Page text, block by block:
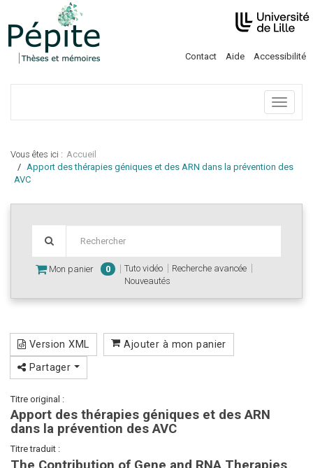
Contact Aide Accessibilité
Menu
Vous êtes ici : Accueil
Apport des thérapies géniques et des ARN dans la prévention des
AVC
Mon panier 0 Tuto vidéo
Recherche avancée
Nouveautés
Version XML Ajouter à mon panier
Partager
Titre original :
Apport des thérapies géniques et des ARN
dans la prévention des AVC
Titre traduit :
The Contribution of Gene and RNA Therapies